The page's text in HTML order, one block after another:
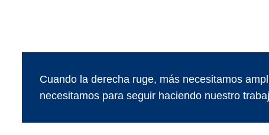
Cuando la derecha ruge, más necesitamos
necesitamos para seguir haciendo nuestro